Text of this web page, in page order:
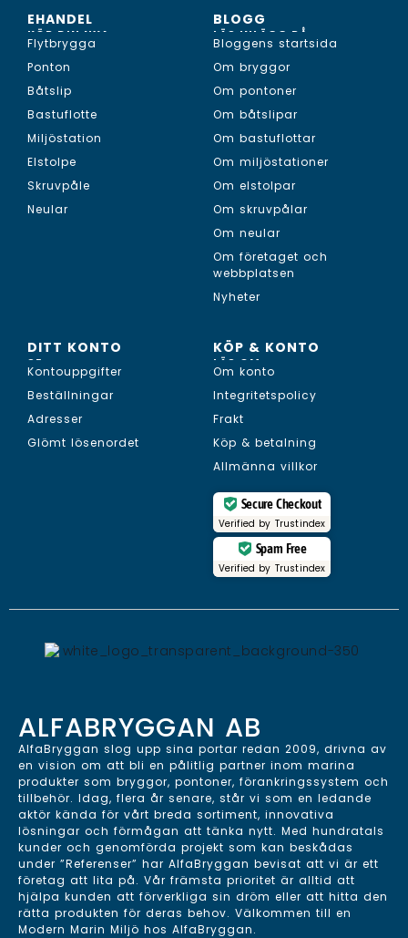
EHANDEL
KÖP DIN NYA...
Flytbrygga
Ponton
Båtslip
Bastuflotte
Miljöstation
Elstolpe
Skruvpåle
Neular
BLOGG
LÄS INLÄGG PÅ...
Bloggens startsida
Om bryggor
Om pontoner
Om båtslipar
Om bastuflottar
Om miljöstationer
Om elstolpar
Om skruvpålar
Om neular
Om företaget och
webbplatsen
Nyheter
DITT KONTO
SE...
Kontouppgifter
Beställningar
Adresser
Glömt lösenordet
KÖP & KONTO
LÄS OM...
Om konto
Integritetspolicy
Frakt
Köp & betalning
Allmänna villkor
Secure Checkout
Verified by Trustindex
Spam Free
Verified by Trustindex
ALFABRYGGAN AB
AlfaBryggan slog upp sina portar redan 2009, drivna av
en vision om att bli en pålitlig partner inom marina
produkter som bryggor, pontoner, förankringssystem och
tillbehör. Idag, flera år senare, står vi som en ledande
aktör kända för vårt breda sortiment, innovativa
lösningar och förmågan att tänka nytt. Med hundratals
kunder och genomförda projekt som kan beskådas
under ”Referenser” har AlfaBryggan bevisat att vi är ett
företag att lita på. Vår främsta prioritet är alltid att
hjälpa kunden att förverkliga sin dröm eller att hitta den
rätta produkten för deras behov. Välkommen till en
Modern Marin Miljö hos AlfaBryggan.